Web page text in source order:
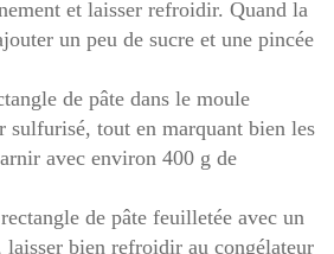
et laisser refroidir. Quand la
un peu de sucre et une pincée
de pâte dans le moule
sulfurisé, tout en marquant bien les
avec environ 400 g de
de pâte feuilletée avec un
bien refroidir au congélateur